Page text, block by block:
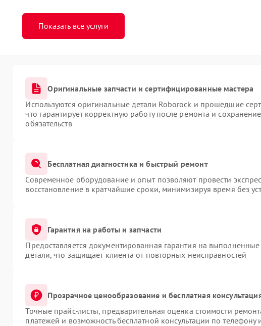
Показать все услуги
Оригинальные запчасти и сертифицированные мастера
Используются оригинальные детали Roborock и прошедшие
что гарантирует корректную работу после ремонта и
обязательств
Бесплатная диагностика и быстрый ремонт
Современное оборудование и опыт позволяют провести
восстановление в кратчайшие сроки, минимизируя время без
Гарантия на работы и запчасти
Предоставляется документированная гарантия на
детали, что защищает клиента от повторных неисправностей
Прозрачное ценообразование и бесплатная
Точные прайс-листы, предварительная оценка стоимости
платежей и возможность бесплатной консультации по телефону